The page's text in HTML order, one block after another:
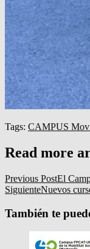
Tags: CAMPUS
Read more
Previous PostEl
SiguienteNuevos
También te